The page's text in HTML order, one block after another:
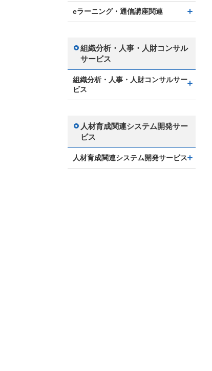
eラーニング・通信講座関連
組織分析・人事・人財コンサル
サービス
組織分析・人事・人財コンサルサー
ビス
人材育成関連システム開発サー
ビス
人材育成関連システム開発サービス